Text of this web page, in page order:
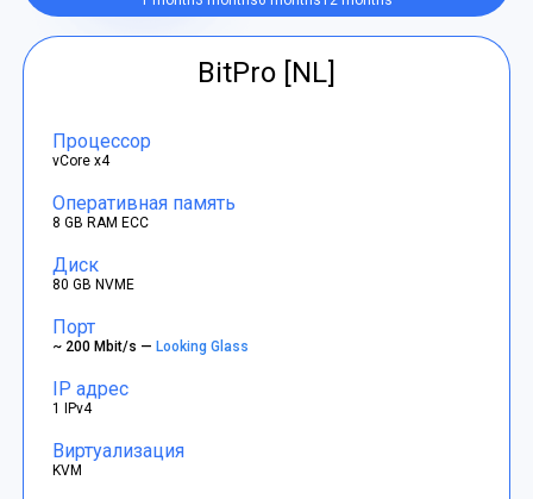
BitPro [NL]
Процессор
vCore x4
Оперативная память
8 GB RAM ECC
Диск
80 GB NVME
Порт
~ 200 Mbit/s —Looking Glass
IP адрес
1 IPv4
Виртуализация
KVM